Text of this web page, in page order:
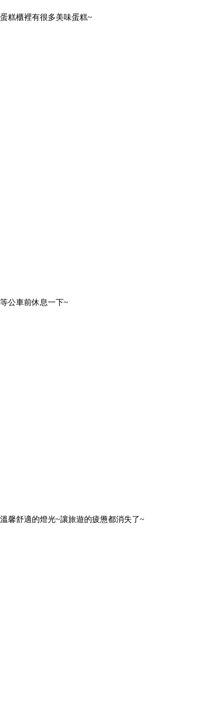
蛋糕櫃裡有很多美味蛋糕~
等公車前休息一下~
溫馨舒適的燈光~讓旅遊的疲憊都消失了~